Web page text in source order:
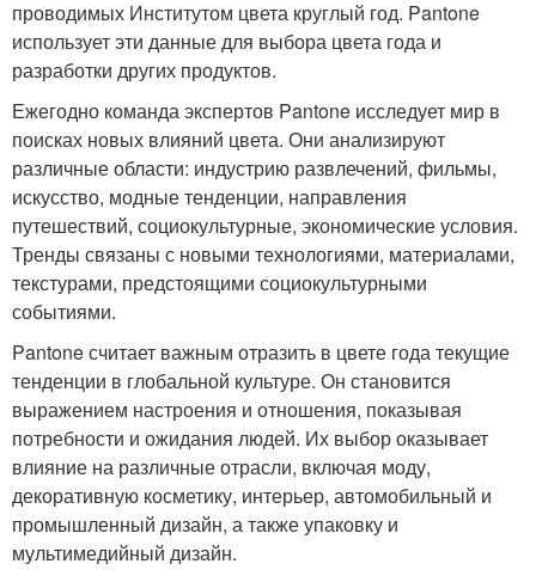
проводимых Институтом цвета круглый год. Pantone
использует эти данные для выбора цвета года и
разработки других продуктов.
Ежегодно команда экспертов Pantone исследует мир в
поисках новых влияний цвета. Они анализируют
различные области: индустрию развлечений, фильмы,
искусство, модные тенденции, направления
путешествий, социокультурные, экономические условия.
Тренды связаны с новыми технологиями, материалами,
текстурами, предстоящими социокультурными
событиями.
Pantone считает важным отразить в цвете года текущие
тенденции в глобальной культуре. Он становится
выражением настроения и отношения, показывая
потребности и ожидания людей. Их выбор оказывает
влияние на различные отрасли, включая моду,
декоративную косметику, интерьер, автомобильный и
промышленный дизайн, а также упаковку и
мультимедийный дизайн.